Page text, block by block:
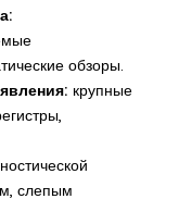
обзоры.
крупные
слепым